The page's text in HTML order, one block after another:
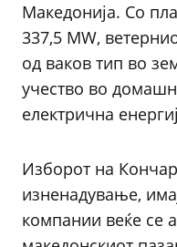
Македонија. Со
337,5 MW,
од ваков тип во
учество во
електрична
Изборот на
изненадување,
компании веќе се